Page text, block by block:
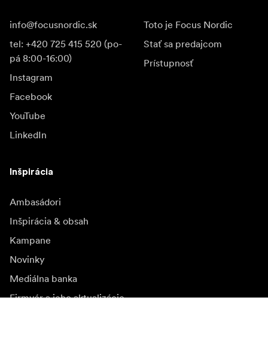
info@focusnordic.sk
tel: +420 725 415 520 (po-
pá 8:00-16:00)
Instagram
Facebook
YouTube
LinkedIn
Toto je Focus Nordic
Stať sa predajcom
Prístupnosť
Inšpirácia
Ambasádori
Inšpirácia & obsah
Kampane
Novinky
Mediálna banka
Firmvér a jeho aktualizácie